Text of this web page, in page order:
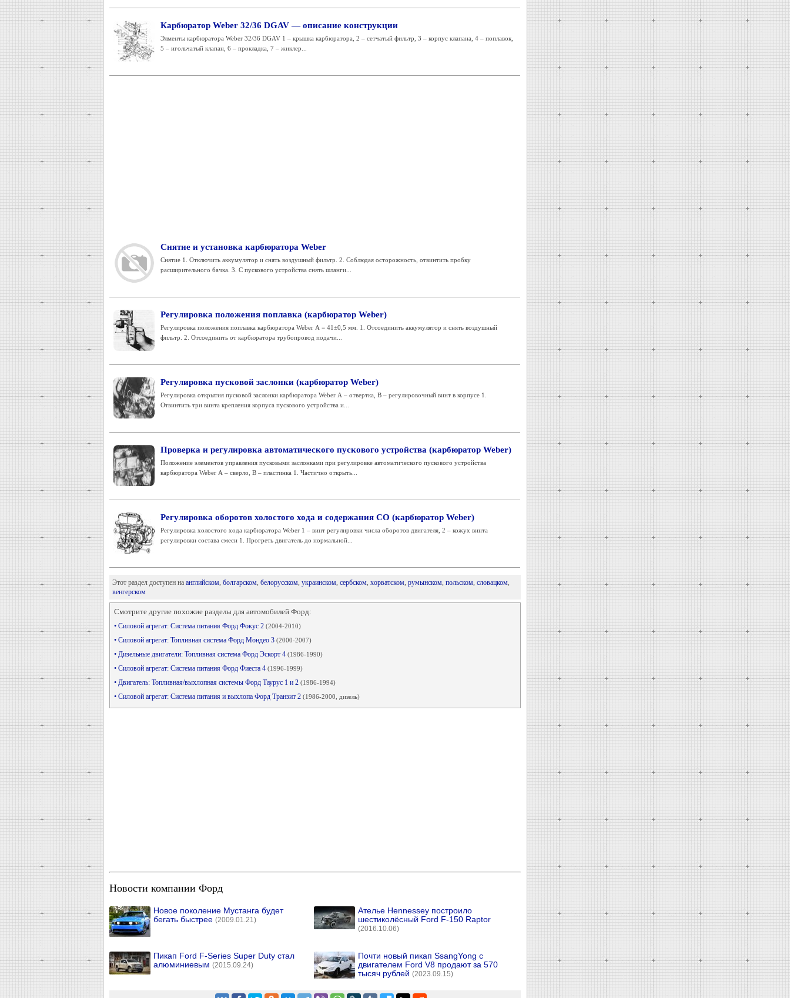
Карбюратор Weber 32/36 DGAV — описание конструкции
Элменты карбюратора Weber 32/36 DGAV 1 – крышка карбюратора, 2 – сетчатый фильтр, 3 – корпус клапана, 4 – поплавок,
5 – игольчатый клапан, 6 – прокладка, 7 – жиклер...
Снятие и установка карбюратора Weber
Снятие 1. Отключить аккумулятор и снять воздушный фильтр. 2. Соблюдая осторожность, отвинтить пробку
расширительного бачка. 3. С пускового устройства снять шланги...
Регулировка положения поплавка (карбюратор Weber)
Регулировка положения поплавка карбюратора Weber А = 41±0,5 мм. 1. Отсоединить аккумулятор и снять воздушный
фильтр. 2. Отсоединить от карбюратора трубопровод подачи...
Регулировка пусковой заслонки (карбюратор Weber)
Регулировка открытия пусковой заслонки карбюратора Weber А – отвертка, В – регулировочный винт в корпусе 1.
Отвинтить три винта крепления корпуса пускового устройства и...
Проверка и регулировка автоматического пускового устройства (карбюратор Weber)
Положение элементов управления пусковыми заслонками при регулировке автоматического пускового устройства
карбюратора Weber А – сверло, В – пластинка 1. Частично открыть...
Регулировка оборотов холостого хода и содержания СО (карбюратор Weber)
Регулировка холостого хода карбюратора Weber 1 – винт регулировки числа оборотов двигателя, 2 – кожух винта
регулировки состава смеси 1. Прогреть двигатель до нормальной...
Этот раздел доступен на английском, болгарском, белорусском, украинском, сербском, хорватском, румынском, польском, словацком,
венгерском
Смотрите другие похожие разделы для автомобилей Форд:
• Силовой агрегат: Система питания Форд Фокус 2 (2004-2010)
• Силовой агрегат: Топливная система Форд Мондео 3 (2000-2007)
• Дизельные двигатели: Топливная система Форд Эскорт 4 (1986-1990)
• Силовой агрегат: Система питания Форд Фиеста 4 (1996-1999)
• Двигатель: Топливная/выхлопная системы Форд Таурус 1 и 2 (1986-1994)
• Силовой агрегат: Система питания и выхлопа Форд Транзит 2 (1986-2000, дизель)
Новости компании Форд
Новое поколение Мустанга будет
бегать быстрее (2009.01.21)
Ателье Hennessey построило
шестиколёсный Ford F-150 Raptor
(2016.10.06)
Пикап Ford F-Series Super Duty стал
алюминиевым (2015.09.24)
Почти новый пикап SsangYong с
двигателем Ford V8 продают за 570
тысяч рублей (2023.09.15)